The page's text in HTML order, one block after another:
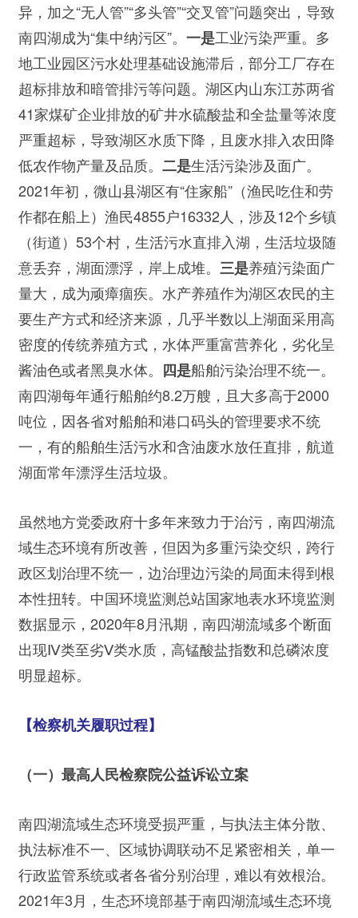
异，加之“无人管”“多头管”“交叉管”问题突出，导致
南四湖成为“集中纳污区”。 一是工业污染严重。多
地工业园区污水处理基础设施滞后，部分工厂存在
超标排放和暗管排污等问题。湖区内山东江苏两省
41家煤矿企业排放的矿井水硫酸盐和全盐量等浓度
严重超标，导致湖区水质下降，且废水排入农田降
低农作物产量及品质。 二是生活污染涉及面广。
2021年初，微山县湖区有“住家船”（渔民吃住和劳
作都在船上）渔民4855户16332人，涉及12个乡镇
（街道）53个村，生活污水直排入湖，生活垃圾随
意丢弃，湖面漂浮，岸上成堆。 三是养殖污染面广
量大，成为顽瘴痼疾。水产养殖作为湖区农民的主
要生产方式和经济来源，几乎半数以上湖面采用高
密度的传统养殖方式，水体严重富营养化，劣化呈
酱油色或者黑臭水体。 四是船舶污染治理不统一。
南四湖每年通行船舶约8.2万艘，且大多高于2000
吨位，因各省对船舶和港口码头的管理要求不统
一，有的船舶生活污水和含油废水放任直排，航道
湖面常年漂浮生活垃圾。
虽然地方党委政府十多年来致力于治污，南四湖流
域生态环境有所改善，但因为多重污染交织，跨行
政区划治理不统一，边治理边污染的局面未得到根
本性扭转。中国环境监测总站国家地表水环境监测
数据显示，2020年8月汛期，南四湖流域多个断面
出现Ⅳ类至劣Ⅴ类水质，高锰酸盐指数和总磷浓度
明显超标。
【检察机关履职过程】
（一）最高人民检察院公益诉讼立案
南四湖流域生态环境受损严重，与执法主体分散、
执法标准不一、区域协调联动不足紧密相关，单一
行政监管系统或者各省分别治理，难以有效根治。
2021年3月，生态环境部基于南四湖流域生态环境